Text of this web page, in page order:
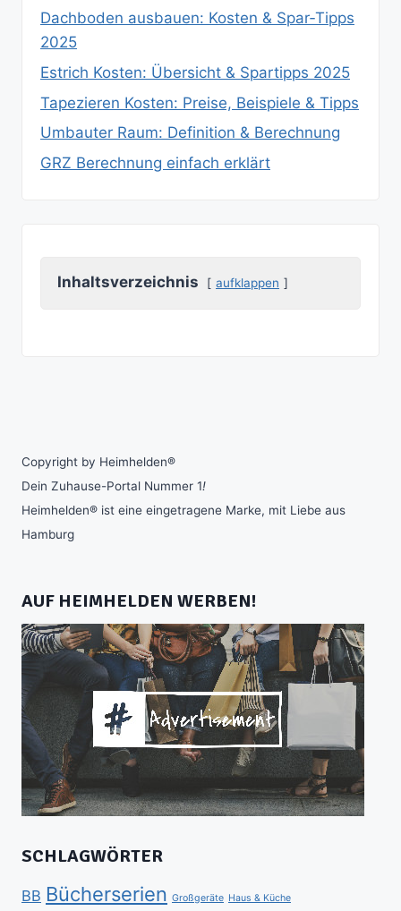
Dachboden ausbauen: Kosten & Spar‑Tipps
2025
Estrich Kosten: Übersicht & Spartipps 2025
Tapezieren Kosten: Preise, Beispiele & Tipps
Umbauter Raum: Definition & Berechnung
GRZ Berechnung einfach erklärt
Inhaltsverzeichnis aufklappen
Copyright by Heimhelden®
Dein Zuhause-Portal Nummer 1!
Heimhelden® ist eine eingetragene Marke, mit Liebe aus
Hamburg
AUF HEIMHELDEN WERBEN!
SCHLAGWÖRTER
BB Bücherserien Großgeräte Haus & Küche